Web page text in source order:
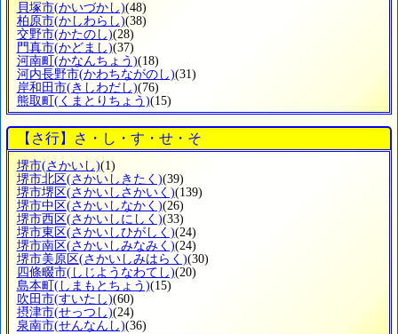
貝塚市(かいづかし)(48)
柏原市(かしわらし)(38)
交野市(かたのし)(28)
門真市(かどまし)(37)
河南町 (かなんちょう)(18)
河内長野市(かわちながのし)(31)
岸和田市(きしわだし)(76)
熊取町 (くまとりちょう)(15)
【さ行】さ・し・す・せ・そ
堺市(さかいし)(1)
堺市北区(さかいしきたく)(39)
堺市堺区(さかいしさかいく)(139)
堺市中区(さかいしなかく)(26)
堺市西区(さかいしにしく)(33)
堺市東区(さかいしひがしく)(24)
堺市南区(さかいしみなみく)(24)
堺市美原区(さかいしみはらく)(30)
四條畷市(しじようなわてし)(20)
島本町 (しまもとちょう)(15)
吹田市(すいたし)(60)
摂津市(せっつし)(24)
泉南市(せんなんし)(36)